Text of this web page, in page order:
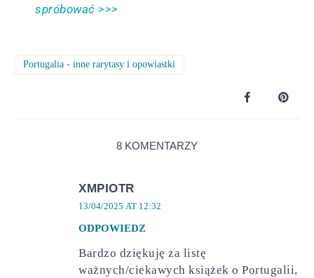
spróbować >>>
Portugalia - inne rarytasy i opowiastki
8 KOMENTARZY
XMPIOTR
13/04/2025 AT 12:32
ODPOWIEDZ
Bardzo dziękuję za listę
ważnych/ciekawych książek o Portugalii,